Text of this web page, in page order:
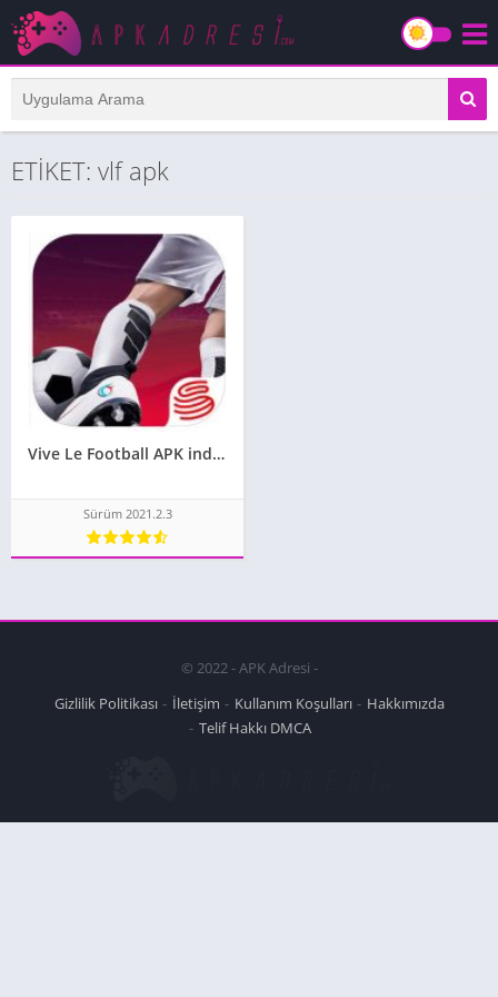
ETİKET: vlf apk
Vive Le Football APK indir – Son Sürüm
Sürüm 2021.2.3
© 2022 - APK Adresi -
Gizlilik Politikası
İletişim Kullanım Koşulları
Hakkımızda
Telif Hakkı DMCA